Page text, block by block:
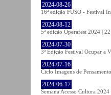
2024-08-26
16ª edição FUSO - Festival
2024-08-12
5ª edição Operafest 2024 |
2024-07-30
3ª Edição Festival Ocupar a
2024-07-16
Ciclo Imagens de
2024-06-17
Semana Acesso Cultura